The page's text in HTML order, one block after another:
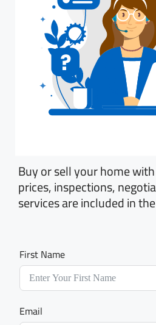
Buy or sell your home
prices, inspections,
services are included in
First Name
Email